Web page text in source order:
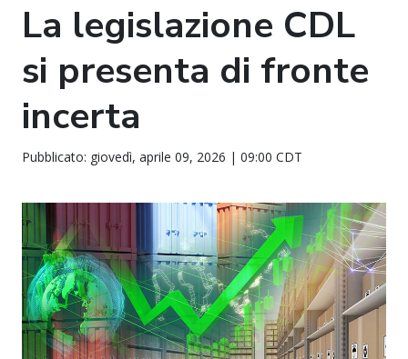
La legislazione CDL
si presenta di fronte
incerta
Pubblicato: giovedì, aprile 09, 2026 | 09:00 CDT